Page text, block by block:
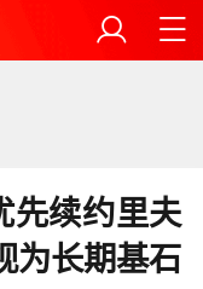
先续约里夫
为长期基石